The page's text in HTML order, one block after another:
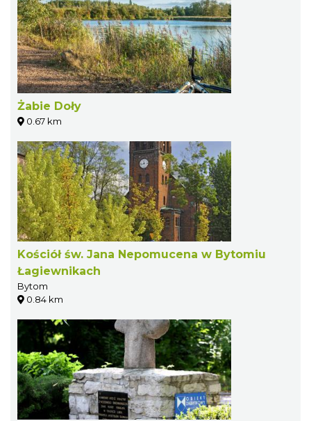
Żabie Doły
0.67 km
Kościół św. Jana Nepomucena w Bytomiu
Łagiewnikach
Bytom
0.84 km